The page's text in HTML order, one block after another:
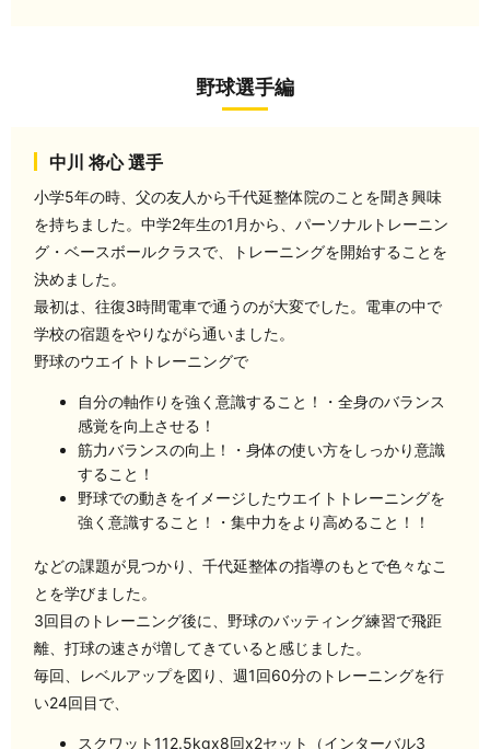
野球選手編
中川 将心 選手
小学5年の時、父の友人から千代延整体院のことを聞き興味
を持ちました。中学2年生の1月から、パーソナルトレーニン
グ・ベースボールクラスで、トレーニングを開始することを
決めました。
最初は、往復3時間電車で通うのが大変でした。電車の中で
学校の宿題をやりながら通いました。
野球のウエイトトレーニングで
自分の軸作りを強く意識すること！・全身のバランス
感覚を向上させる！
筋力バランスの向上！・身体の使い方をしっかり意識
すること！
野球での動きをイメージしたウエイトトレーニングを
強く意識すること！・集中力をより高めること！！
などの課題が見つかり、千代延整体の指導のもとで色々なこ
とを学びました。
3回目のトレーニング後に、野球のバッティング練習で飛距
離、打球の速さが増してきていると感じました。
毎回、レベルアップを図り、週1回60分のトレーニングを行
い24回目で、
スクワット112.5kgx8回x2セット（インターバル3